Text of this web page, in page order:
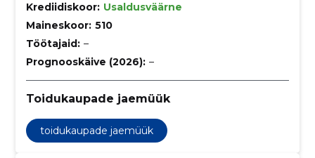
Krediidiskoor: Usaldusväärne
Maineskoor: 510
Töötajaid: –
Prognooskäive (2026): –
Toidukaupade jaemüük
toidukaupade jaemüük